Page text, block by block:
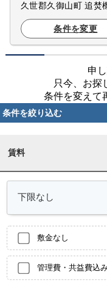
久世郡久御山町 追焚
条件を変更
申
只今、お探
条件を変えて
条件を絞り込む
賃料
敷金なし
管理費・共益費込